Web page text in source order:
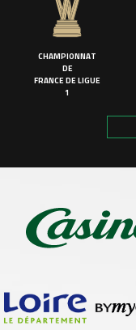
CHAMPIONNAT
DE
FRANCE DE LIGUE
1